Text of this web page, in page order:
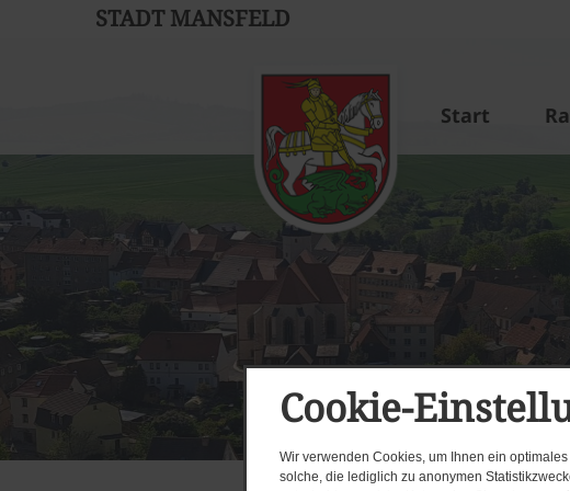
Cookie-
Wir verwenden Cookies, um Ihnen ein
solche, die lediglich zu anonymen
STADT MANSFELD
Start